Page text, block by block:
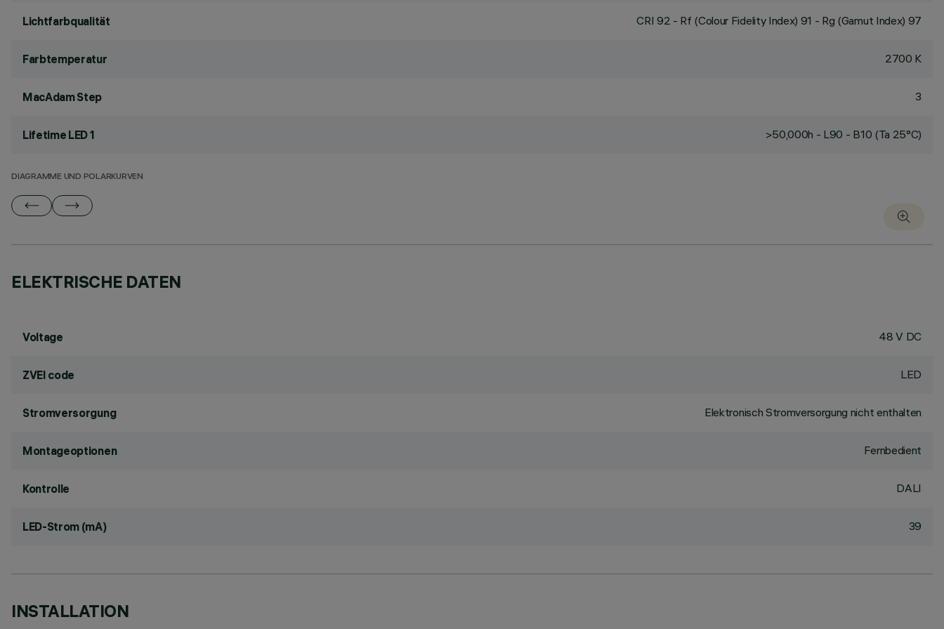
Lichtfarbqualität CRI 92 - Rf (Colour Fidelity Index) 91 - Rg (Gamut Index) 97
Farbtemperatur 2700 K
MacAdam Step 3
Lifetime LED 1 >50,000h - L90 - B10 (Ta 25°C)
DIAGRAMME UND POLARKURVEN
ELEKTRISCHE DATEN
Voltage 48 V DC
ZVEI code LED
Stromversorgung Elektronisch Stromversorgung nicht enthalten
Montageoptionen Fernbedient
Kontrolle DALI
LED-Strom (mA) 39
INSTALLATION